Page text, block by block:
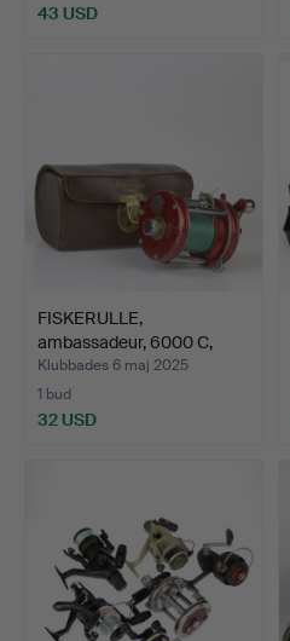
43 USD
FISKERULLE,
ambassadeur, 6000 C,
1900-tal.
Klubbades 6 maj 2025
1 bud
32 USD